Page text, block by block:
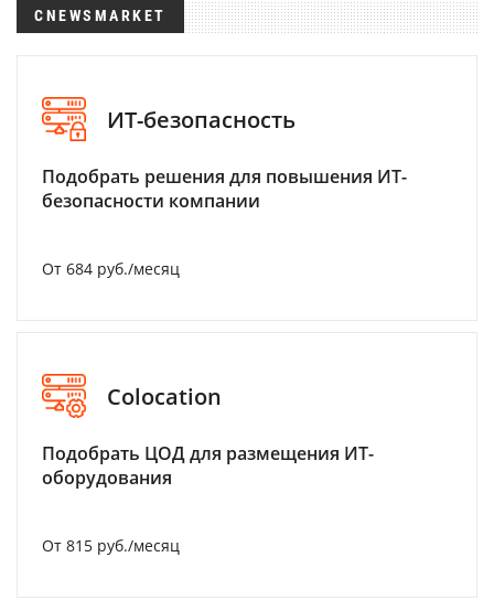
CNEWSMARKET
ИТ-безопасность
Подобрать решения для повышения ИТ-
безопасности компании
От 684 руб./месяц
Colocation
Подобрать ЦОД для размещения ИТ-
оборудования
От 815 руб./месяц